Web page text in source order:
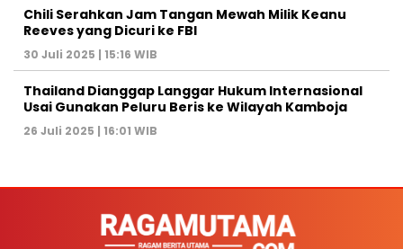
Chili Serahkan Jam Tangan Mewah Milik Keanu
Reeves yang Dicuri ke FBI
30 Juli 2025 | 15:16 WIB
Thailand Dianggap Langgar Hukum Internasional
Usai Gunakan Peluru Beris ke Wilayah Kamboja
26 Juli 2025 | 16:01 WIB